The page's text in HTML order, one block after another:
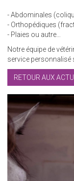
- Abdominales
- Orthopédiques
- Plaies ou autre…
Notre équipe de
service personnalisé
RETOUR AUX